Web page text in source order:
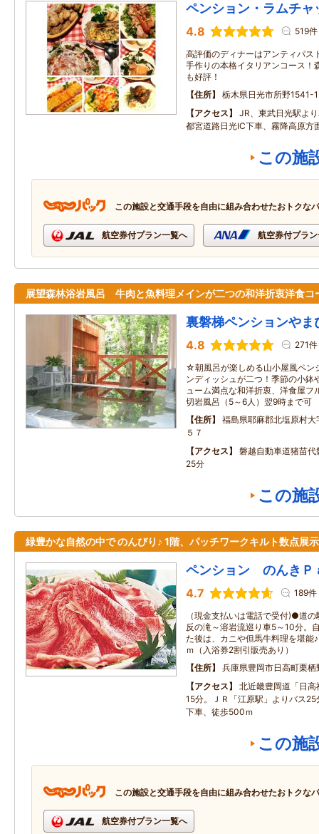
ペンション・ラムチャ
4.8 519件
高評価のディナーはアンティパス
手作りの本格イタリアンコース！
も好評！
住所
栃木県日光市所野1541-
アクセス
JR、東武日光駅よ
都宮道路日光IC下車、霧降高原方
この施
この施設と交通手段を自由に組み合わせたおトクな
航空券付プラン一覧へ 航空券付プラ
展望森林浴岩風呂 牛肉と魚料理メインが二つの和洋折衷洋食コ
裏磐梯ペンションやま
4.8 271件
☆朝風呂が楽しめる山小屋風ペ
ンディッシュが二つ！季節の小鉢
ューム満点な和洋折衷、洋食屋フ
切岩風呂（5～6人）翌9時まで可
住所
福島県耶麻郡北塩原村
５７
アクセス
磐越自動車道猪苗
25分
この施
緑豊かな自然の中で のんびり♪ 1階、パッチワークキルト数点展示
ペンション のんきＰ
4.7 189件
（現金支払いは電話で受付)●道
反の滝～溶岩流巡り車5～10分。
た後は、カニや但馬牛料理を堪
ｍ（入浴券2割引販売あり）
住所
兵庫県豊岡市日高町栗栖
アクセス
北近畿豊岡道「日
15分。ＪＲ「江原駅」よりバス
下車、徒歩500ｍ
この施
この施設と交通手段を自由に組み合わせたおトクな
航空券付プラン一覧へ